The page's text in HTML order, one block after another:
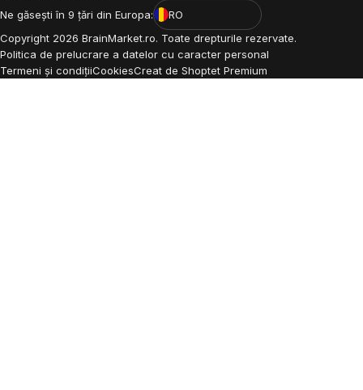
Ne găsești în 9 țări din Europa:
RO
Copyright 2026 BrainMarket.ro. Toate drepturile rezervate.
Politica de prelucrare a datelor cu caracter personal
Termeni și condițiiCookiesCreat de Shoptet Premium